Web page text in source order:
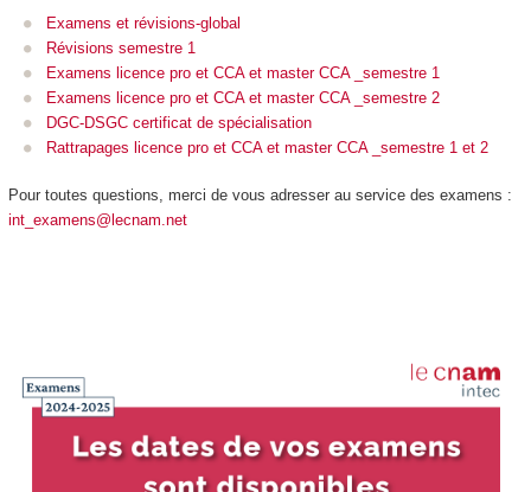
Examens et révisions-global
Révisions semestre 1
Examens licence pro et CCA et master CCA _semestre 1
Examens licence pro et CCA et master CCA _semestre 2
DGC-DSGC certificat de spécialisation
Rattrapages licence pro et CCA et master CCA _semestre 1 et 2
Pour toutes questions, merci de vous adresser au service des examens :
int_examens@lecnam.net